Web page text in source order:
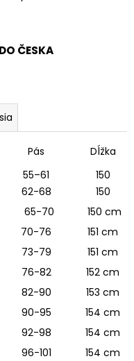
ČESKA
Pás
Dĺžka
55–61
150
62-68
150
65-70
150 cm
70-76
151 cm
73-79
151 cm
76-82
152 cm
82-90
153 cm
90-95
154 cm
92-98
154 cm
96-101 154 cm